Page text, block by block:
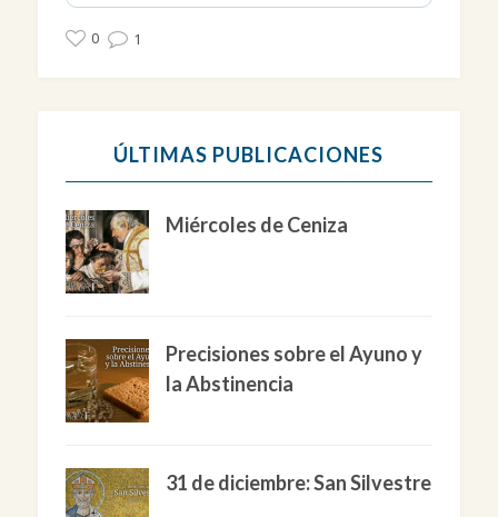
0 1
ÚLTIMAS PUBLICACIONES
Miércoles de Ceniza
Precisiones sobre el Ayuno y
la Abstinencia
31 de diciembre: San Silvestre